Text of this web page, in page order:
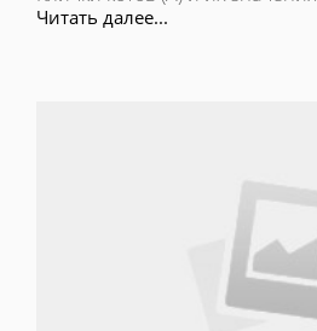
Читать далее...